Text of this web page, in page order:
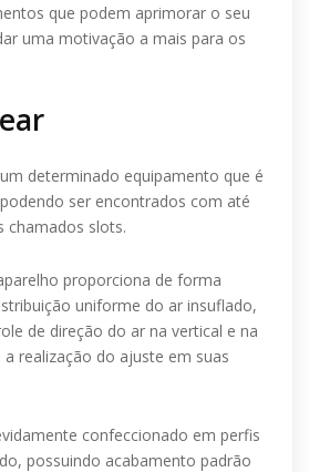
que podem aprimorar o seu
uma motivação a mais para os
determinado equipamento que é
ser encontrados com até
chamados slots.
proporciona de forma
uniforme do ar insuflado,
de direção do ar na vertical e na
realização do ajuste em suas
confeccionado em perfis
possuindo acabamento padrão